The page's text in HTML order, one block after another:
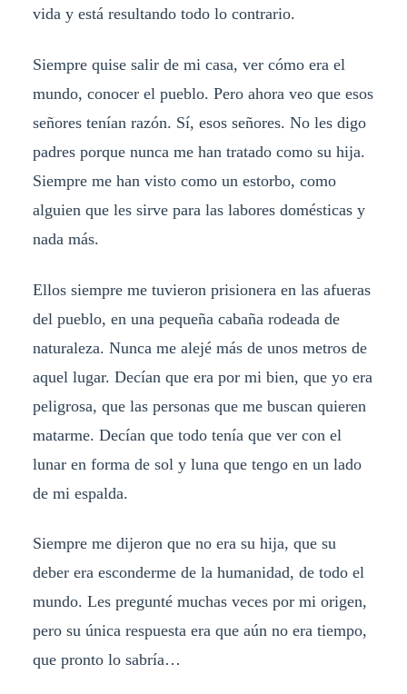
vida y está resultando todo lo contrario.
Siempre quise salir de mi casa, ver cómo era el
mundo, conocer el pueblo. Pero ahora veo que esos
señores tenían razón. Sí, esos señores. No les digo
padres porque nunca me han tratado como su hija.
Siempre me han visto como un estorbo, como
alguien que les sirve para las labores domésticas y
nada más.
Ellos siempre me tuvieron prisionera en las afueras
del pueblo, en una pequeña cabaña rodeada de
naturaleza. Nunca me alejé más de unos metros de
aquel lugar. Decían que era por mi bien, que yo era
peligrosa, que las personas que me buscan quieren
matarme. Decían que todo tenía que ver con el
lunar en forma de sol y luna que tengo en un lado
de mi espalda.
Siempre me dijeron que no era su hija, que su
deber era esconderme de la humanidad, de todo el
mundo. Les pregunté muchas veces por mi origen,
pero su única respuesta era que aún no era tiempo,
que pronto lo sabría…